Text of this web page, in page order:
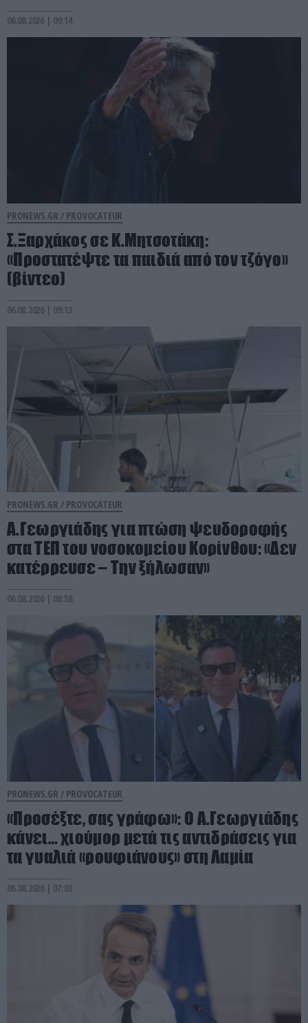
06.08.2026 | 09:14
PRONEWS.GR / PROVOCATEUR
Σ.Ξαρχάκος σε Κ.Μητσοτάκη:
«Προστατέψτε τα παιδιά από τον τζόγο»
(βίντεο)
06.08.2026 | 09:13
PRONEWS.GR / PROVOCATEUR
Α.Γεωργιάδης για πτώση ψευδοροφής
στα ΤΕΠ του νοσοκομείου Κορίνθου: «Δεν
κατέρρευσε – Την ξήλωσαν»
06.08.2026 | 08:58
PRONEWS.GR / PROVOCATEUR
«Προσέξτε, σας γράφω»: Ο Α.Γεωργιάδης
κάνει… χιούμορ μετά τις αντιδράσεις για
τα γυαλιά «ρουφιάνους» στη Λαμία
06.08.2026 | 07:03